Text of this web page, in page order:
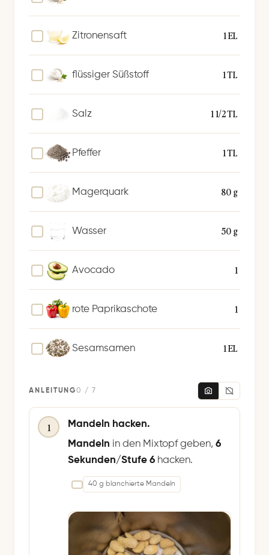
1 EL
Zitronensaft
1 TL
flüssiger Süßstoff
1 1/2 TL
Salz
1 TL
Pfeffer
80 g
Magerquark
50 g
Wasser
1
Avocado
1
rote Paprikaschote
1 EL
Sesamsamen
ANLEITUNG0 / 7
1
Mandeln hacken.
Mandeln in den Mixtopf geben, 6
Sekunden/Stufe 6 hacken.
40 g blanchierte Mandeln